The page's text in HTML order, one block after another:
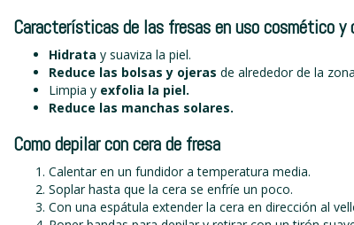
Características de las fresas en uso cosmético y
Hidratay suaviza la piel.
Reduce las bolsas y ojeras de alrededor de la
Limpia y exfolia la piel.
Reduce las manchas solares.
Como depilar con cera de fresa
Calentar en un fundidor a temperatura media.
Soplar hasta que la cera se enfríe un poco.
Con una espátula extender la cera en dirección al